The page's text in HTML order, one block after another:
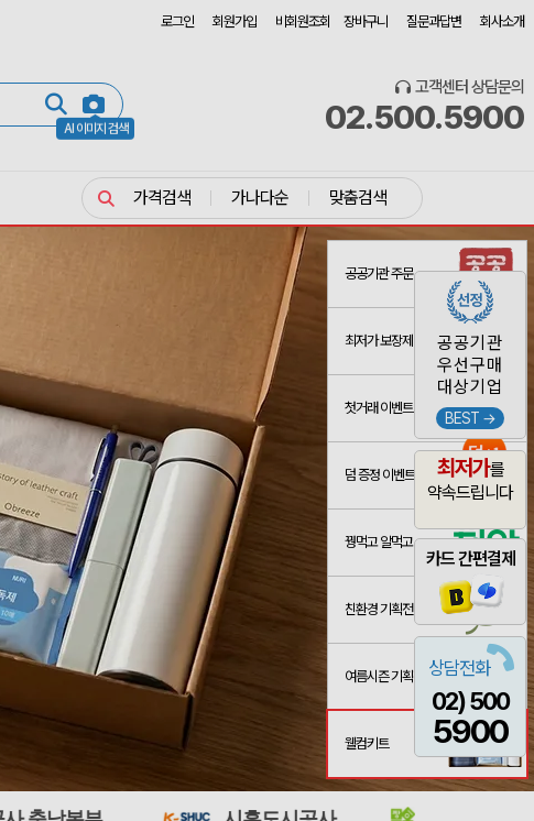
로그인 회원가입 비회원조회 장바구니 질문과답변 회사소개
AI 이미지 검색
고객센터 상담문의
02.500.5900
공공기관
우선구매
대상기업
BEST →
최저가를
약속드립니다
카드 간편결제
상담전화
02) 500
5900
가격검색 가나다순 맞춤검색
공공기관 주문
최저가 보장제
첫거래 이벤트
덤 증정 이벤트
꿩먹고 알먹고
친환경 기획전
여름시즌 기획전
웰컴키트
[26년 설]CJ 스마트초이스 L호
켓가방 3종 1P 08-07
맞춤 제작 서비스 박명연 08-07
08-07